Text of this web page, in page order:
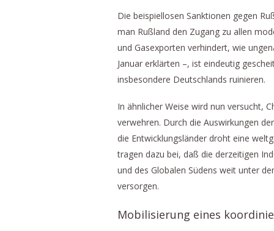
Die beispiellosen Sanktionen gegen
man Rußland den Zugang zu allen
und Gasexporten verhindert, wie
Januar erklärten –, ist eindeutig
insbesondere Deutschlands ruinieren.
In ähnlicher Weise wird nun versucht,
verwehren. Durch die Auswirkungen
die Entwicklungsländer droht eine
tragen dazu bei, daß die derzeitigen
und des Globalen Südens weit unter
versorgen.
Mobilisierung eines